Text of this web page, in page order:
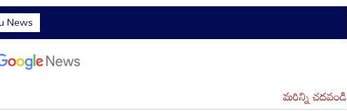
News
మరిన్ని చదవండి